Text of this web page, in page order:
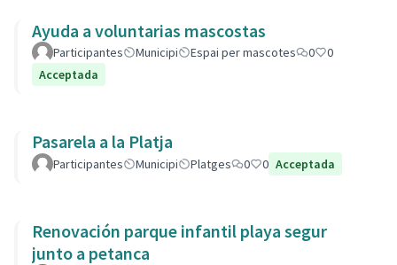
Ayuda a voluntarias mascostas
Participantes Municipi Espai per mascotes 0
0
Acceptada
Pasarela a la Platja
Participantes Municipi Platges 0 0 Acceptada
Renovación parque infantil playa segur
junto a petanca